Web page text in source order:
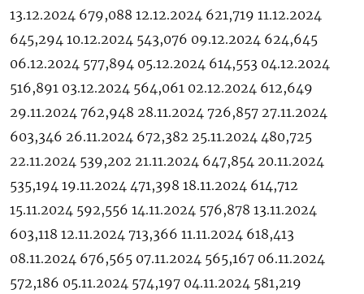
13.12.2024 679,088 12.12.2024 621,719 11.12.2024
645,294 10.12.2024 543,076 09.12.2024 624,645
06.12.2024 577,894 05.12.2024 614,553 04.12.2024
516,891 03.12.2024 564,061 02.12.2024 612,649
29.11.2024 762,948 28.11.2024 726,857 27.11.2024
603,346 26.11.2024 672,382 25.11.2024 480,725
22.11.2024 539,202 21.11.2024 647,854 20.11.2024
535,194 19.11.2024 471,398 18.11.2024 614,712
15.11.2024 592,556 14.11.2024 576,878 13.11.2024
603,118 12.11.2024 713,366 11.11.2024 618,413
08.11.2024 676,565 07.11.2024 565,167 06.11.2024
572,186 05.11.2024 574,197 04.11.2024 581,219